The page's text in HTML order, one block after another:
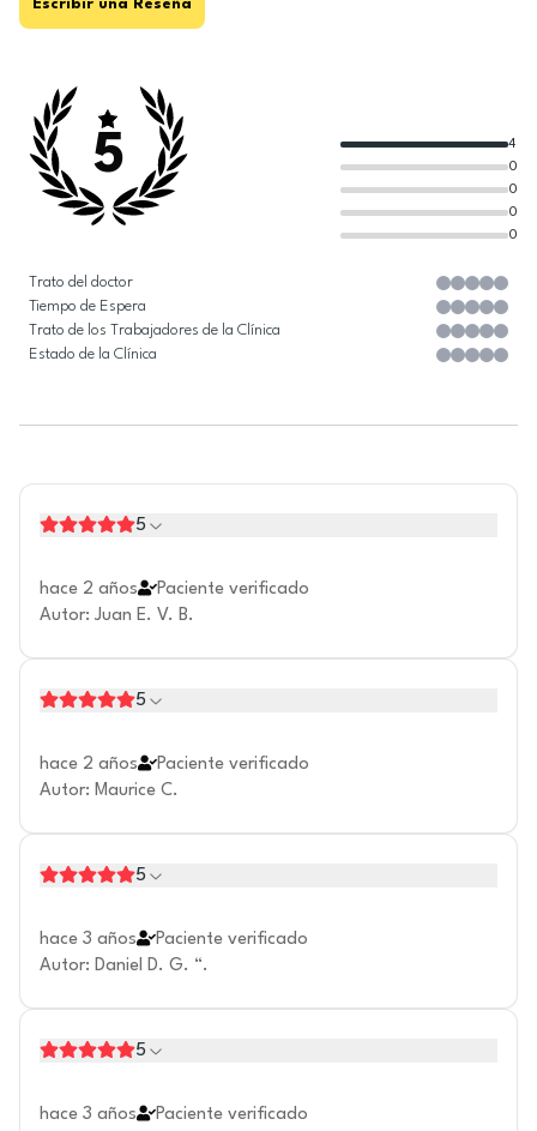
Escribir una Reseña
5
0
0
0
0
4
Trato del doctor
Tiempo de Espera
Trato de los Trabajadores de la Clínica
Estado de la Clínica
5
hace 2 años
Paciente verificado
Autor: Juan E. V. B.
5
hace 2 años
Paciente verificado
Autor: Maurice C.
5
hace 3 años
Paciente verificado
Autor: Daniel D. G. “.
5
hace 3 años
Paciente verificado